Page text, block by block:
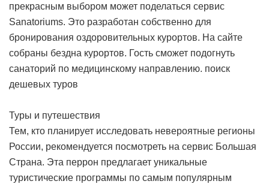
прекрасным выбором может поделаться сервис
Sanatoriums. Это разработан собственно для
бронирования оздоровительных курортов. На сайте
собраны бездна курортов. Гость сможет подогнуть
санаторий по медицинскому направлению. поиск
дешевых туров
Туры и путешествия
Тем, кто планирует исследовать невероятные регионы
России, рекомендуется посмотреть на сервис Большая
Страна. Эта перрон предлагает уникальные
туристические программы по самым популярным